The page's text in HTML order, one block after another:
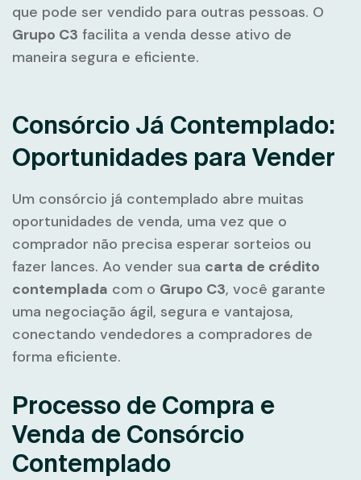
que pode ser vendido para outras pessoas. O
Grupo C3 facilita a venda desse ativo de
maneira segura e eficiente.
Consórcio Já Contemplado:
Oportunidades para Vender
Um consórcio já contemplado abre muitas
oportunidades de venda, uma vez que o
comprador não precisa esperar sorteios ou
fazer lances. Ao vender sua carta de crédito
contemplada com o Grupo C3, você garante
uma negociação ágil, segura e vantajosa,
conectando vendedores a compradores de
forma eficiente.
Processo de Compra e
Venda de Consórcio
Contemplado